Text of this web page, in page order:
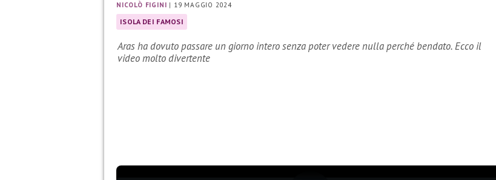
NICOLÒ FIGINI | 19 MAGGIO 2024
ISOLA DEI FAMOSI
Aras ha dovuto passare un giorno intero senza poter vedere nulla perché bendato. Ecco il
video molto divertente